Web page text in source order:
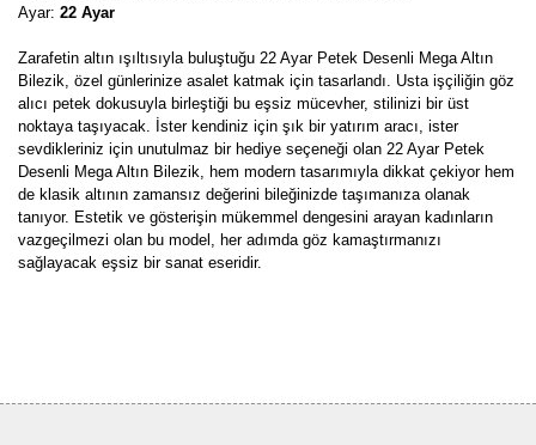
Ayar: 22 Ayar
Zarafetin altın ışıltısıyla buluştuğu 22 Ayar Petek Desenli Mega Altın
Bilezik, özel günlerinize asalet katmak için tasarlandı. Usta işçiliğin göz
alıcı petek dokusuyla birleştiği bu eşsiz mücevher, stilinizi bir üst
noktaya taşıyacak. İster kendiniz için şık bir yatırım aracı, ister
sevdikleriniz için unutulmaz bir hediye seçeneği olan 22 Ayar Petek
Desenli Mega Altın Bilezik, hem modern tasarımıyla dikkat çekiyor hem
de klasik altının zamansız değerini bileğinizde taşımanıza olanak
tanıyor. Estetik ve gösterişin mükemmel dengesini arayan kadınların
vazgeçilmezi olan bu model, her adımda göz kamaştırmanızı
sağlayacak eşsiz bir sanat eseridir.